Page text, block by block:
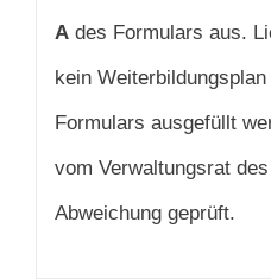
Ades Formulars aus.
kein
Formulars ausgefüllt
vom Verwaltungsrat
Abweichung geprüft.